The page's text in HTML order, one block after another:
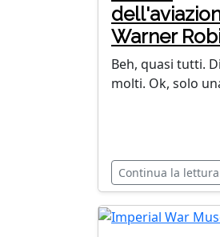
Warner
Beh, quasi tutti.
molti. Ok, solo
Continua la lettura